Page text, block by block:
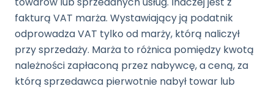
fakturą VAT marża. Wystawiający ją podatnik
odprowadza VAT tylko od marży, którą naliczył
przy sprzedaży. Marża to różnica pomiędzy kwotą
należności zapłaconą przez nabywcę, a ceną, za
którą sprzedawca pierwotnie nabył towar lub